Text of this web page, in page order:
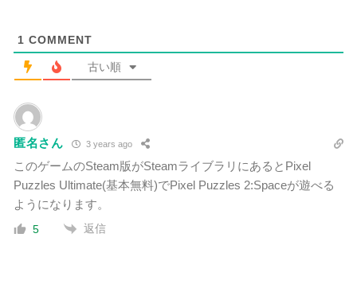
1 COMMENT
古い順
匿名さん 3 years ago
このゲームのSteam版がSteamライブラリにあるとPixel
Puzzles Ultimate(基本無料)でPixel Puzzles 2:Spaceが遊べる
ようになります。
5 返信